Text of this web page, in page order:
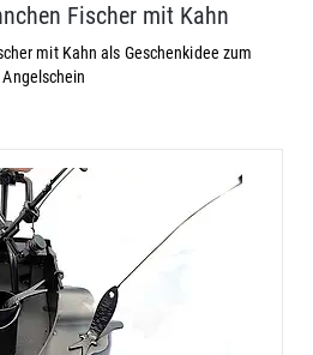
Fischer mit Kahn
mit Kahn als Geschenkidee zum
Angelschein